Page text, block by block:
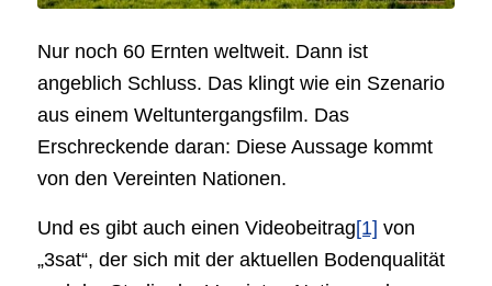
Nur noch 60 Ernten weltweit. Dann ist
angeblich Schluss. Das klingt wie ein Szenario
aus einem Weltuntergangsfilm. Das
Erschreckende daran: Diese Aussage kommt
von den Vereinten Nationen.
Und es gibt auch einen Videobeitrag[1] von
„3sat“, der sich mit der aktuellen Bodenqualität